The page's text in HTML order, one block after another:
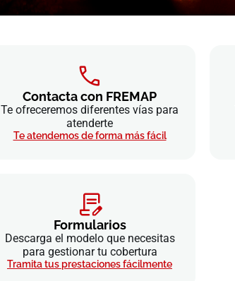
Contacta con FREMAP
Te ofreceremos diferentes vías para
atenderte
Te atendemos de forma más fácil
Formularios
Descarga el modelo que necesitas
para gestionar tu cobertura
Tramita tus prestaciones fácilmente